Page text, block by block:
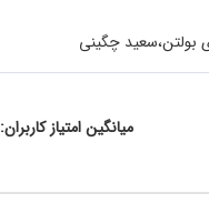
میانگین امتیاز کاربران: 0.0 (0 رای)